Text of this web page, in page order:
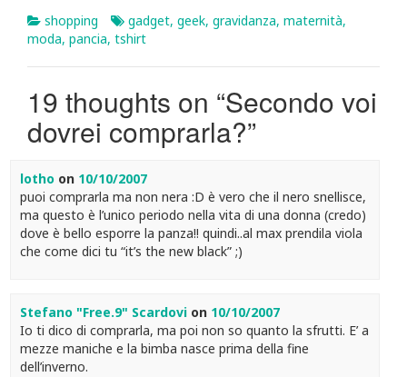
shopping gadget, geek, gravidanza, maternità,
moda, pancia, tshirt
19 thoughts on “Secondo voi
dovrei comprarla?”
lothoon 10/10/2007
puoi comprarla ma non nera :D è vero che il nero snellisce,
ma questo è l’unico periodo nella vita di una donna (credo)
dove è bello esporre la panza!! quindi..al max prendila viola
che come dici tu “it’s the new black” ;)
Stefano "Free.9" Scardovion 10/10/2007
Io ti dico di comprarla, ma poi non so quanto la sfrutti. E’ a
mezze maniche e la bimba nasce prima della fine
dell’inverno.